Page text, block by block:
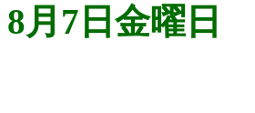
8月7日金曜日